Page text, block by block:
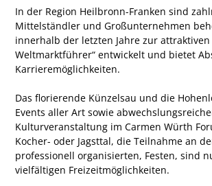
In der Region Heilbronn-Franken sind
Mittelständler und Großunternehmen
innerhalb der letzten Jahre zur
Weltmarktführer“ entwickelt und bietet
Karrieremöglichkeiten.
Das florierende Künzelsau und die
Events aller Art sowie
Kulturveranstaltung im Carmen Würth
Kocher- oder Jagsttal, die Teilnahme an
professionell organisierten, Festen, sind
vielfältigen Freizeitmöglichkeiten.